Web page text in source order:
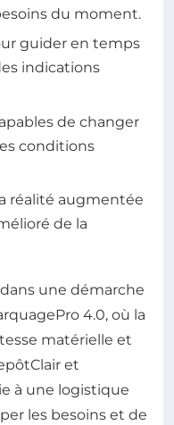
du moment.
guider en temps
indications
de changer
conditions
réalité augmentée
de la
une démarche
4.0, où la
matérielle et
et
à une logistique
les besoins et de